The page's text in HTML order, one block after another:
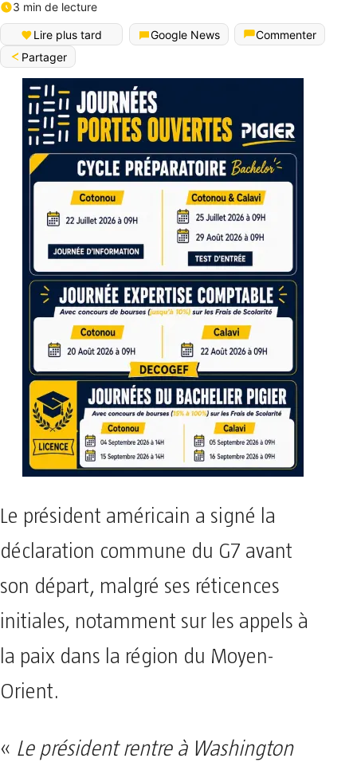
3 min de lecture
Lire plus tard Google News
Commenter
Partager
Le président américain a signé la
déclaration commune du G7 avant
son départ, malgré ses réticences
initiales, notamment sur les appels à
la paix dans la région du Moyen-
Orient.
« Le président rentre à Washington